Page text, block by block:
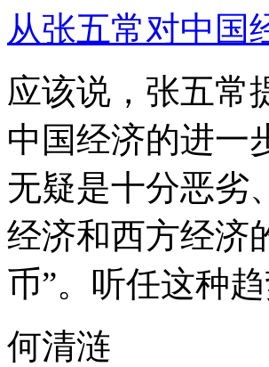
从张五常对中国
应该说，张五常
中国经济的进一
无疑是十分恶劣
经济和西方经济
币”。听任这种
何清涟